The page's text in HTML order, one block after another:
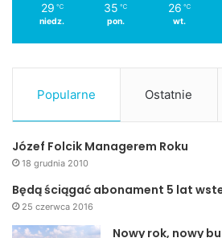
29 ℃
niedz.
35 ℃
pon.
26 ℃
wt.
Popularne Ostatnie
Józef Folcik Managerem Roku
18 grudnia 2010
Będą ściągać abonament 5 lat
25 czerwca 2016
Nowy rok, nowy